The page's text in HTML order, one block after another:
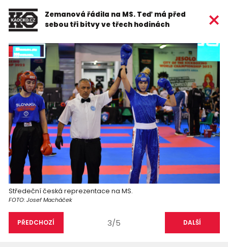
Zemanová řádila na MS. Teď má před
sebou tři bitvy ve třech hodinách
Středeční česká reprezentace na MS.
FOTO: Josef Macháček
PŘEDCHOZÍ 3/5 DALŠÍ